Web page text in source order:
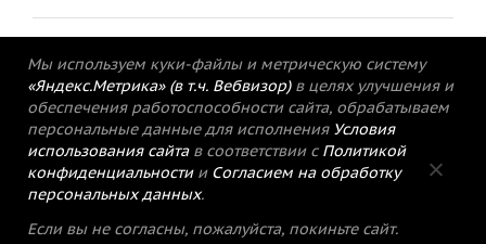
© 2015-2021 Редакция газеты «Кимрский
Мы используем куки-файлы и метрическую систему
«Яндекс.Метрика» (в т.ч. Вебвизор) в целях улучшения и
обеспечения работоспособности сайта, обрабатываем
персональные данные для исполнения Условия
использования сайтав соответствии с Политикой
конфиденциальностии Согласием на обработку
персональных данных.
Если вы не согласны, пожалуйста, покиньте сайт.